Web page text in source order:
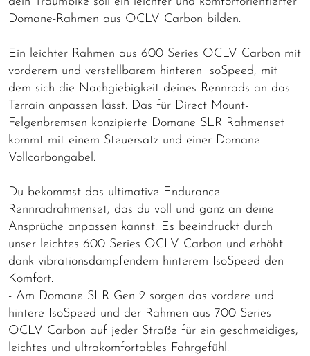
Domane-Rahmen aus OCLV Carbon bilden.
Ein leichter Rahmen aus 600 Series OCLV Carbon mit
vorderem und verstellbarem hinteren IsoSpeed, mit
dem sich die Nachgiebigkeit deines Rennrads an das
Terrain anpassen lässt. Das für Direct Mount-
Felgenbremsen konzipierte Domane SLR Rahmenset
kommt mit einem Steuersatz und einer Domane-
Vollcarbongabel.
Du bekommst das ultimative Endurance-
Rennradrahmenset, das du voll und ganz an deine
Ansprüche anpassen kannst. Es beeindruckt durch
unser leichtes 600 Series OCLV Carbon und erhöht
dank vibrationsdämpfendem hinterem IsoSpeed den
Komfort.
- Am Domane SLR Gen 2 sorgen das vordere und
hintere IsoSpeed und der Rahmen aus 700 Series
OCLV Carbon auf jeder Straße für ein geschmeidiges,
leichtes und ultrakomfortables Fahrgefühl.